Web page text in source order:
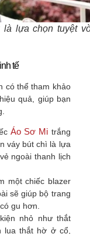
là lựa chọn tuyệt
tế
có thể tham khảo
quả, giúp bạn
Áo Sơ Mi trắng
váy bút chì là lựa
ngoài thanh lịch
một chiếc blazer
sẽ giúp bộ trang
gu hơn.
nhỏ như thắt
lụa thắt hờ ở cổ,